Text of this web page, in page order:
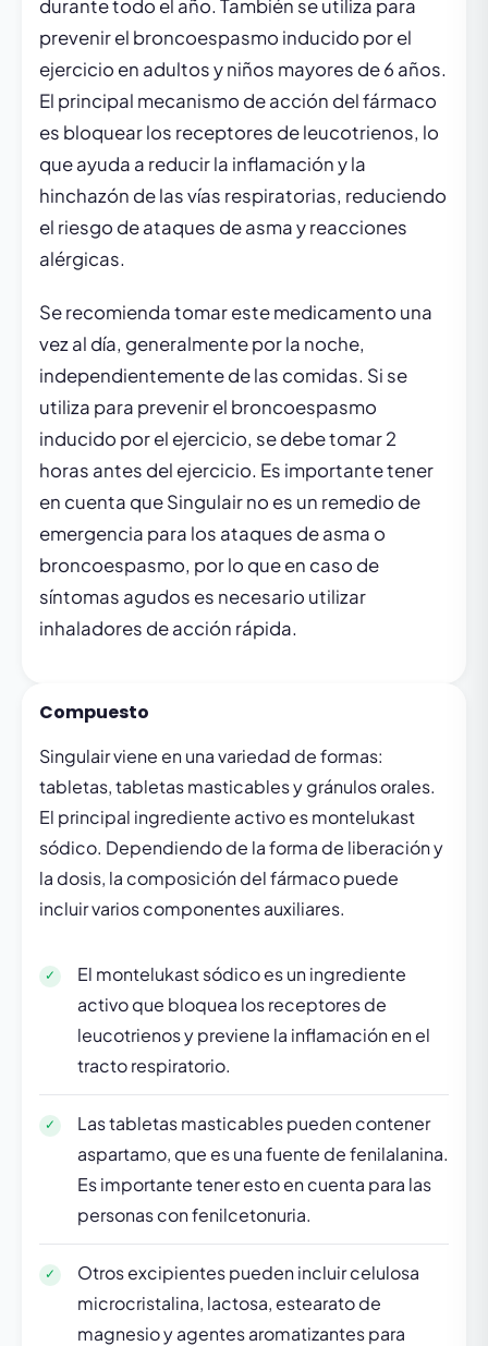
durante todo el año. También se utiliza para
prevenir el broncoespasmo inducido por el
ejercicio en adultos y niños mayores de 6 años.
El principal mecanismo de acción del fármaco
es bloquear los receptores de leucotrienos, lo
que ayuda a reducir la inflamación y la
hinchazón de las vías respiratorias, reduciendo
el riesgo de ataques de asma y reacciones
alérgicas.
Se recomienda tomar este medicamento una
vez al día, generalmente por la noche,
independientemente de las comidas. Si se
utiliza para prevenir el broncoespasmo
inducido por el ejercicio, se debe tomar 2
horas antes del ejercicio. Es importante tener
en cuenta que Singulair no es un remedio de
emergencia para los ataques de asma o
broncoespasmo, por lo que en caso de
síntomas agudos es necesario utilizar
inhaladores de acción rápida.
Compuesto
Singulair viene en una variedad de formas:
tabletas, tabletas masticables y gránulos orales.
El principal ingrediente activo es montelukast
sódico. Dependiendo de la forma de liberación y
la dosis, la composición del fármaco puede
incluir varios componentes auxiliares.
El montelukast sódico es un ingrediente
activo que bloquea los receptores de
leucotrienos y previene la inflamación en el
tracto respiratorio.
Las tabletas masticables pueden contener
aspartamo, que es una fuente de fenilalanina.
Es importante tener esto en cuenta para las
personas con fenilcetonuria.
Otros excipientes pueden incluir celulosa
microcristalina, lactosa, estearato de
magnesio y agentes aromatizantes para